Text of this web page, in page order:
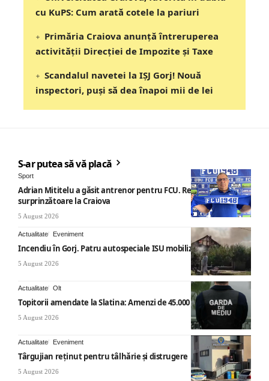
cu KuPS: Cum arată cotele la pariuri
Primăria Craiova anunță întreruperea
activității Direcției de Impozite și Taxe
Scandalul navetei la IȘJ Gorj! Nouă
inspectori, puși să dea înapoi mii de lei
S-ar putea să vă placă
Sport
Adrian Mititelu a găsit antrenor pentru FCU. Revenire
surprinzătoare la Craiova
5 August 2026
Actualitate Eveniment
Incendiu în Gorj. Patru autospeciale ISU mobilizate
5 August 2026
Actualitate Olt
Topitorii amendate la Slatina: Amenzi de 45.000 de lei
5 August 2026
Actualitate Eveniment
Târgujian reținut pentru tâlhărie și distrugere
5 August 2026